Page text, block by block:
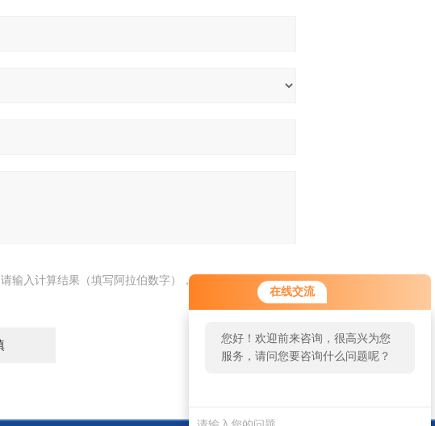
在线交流
您好！欢迎前来咨询，很高兴为您
服务，请问您要咨询什么问题呢？
了需求产品，您可以直接在线与我
请输入计算结果（填写阿拉伯数字），如：三加四=7